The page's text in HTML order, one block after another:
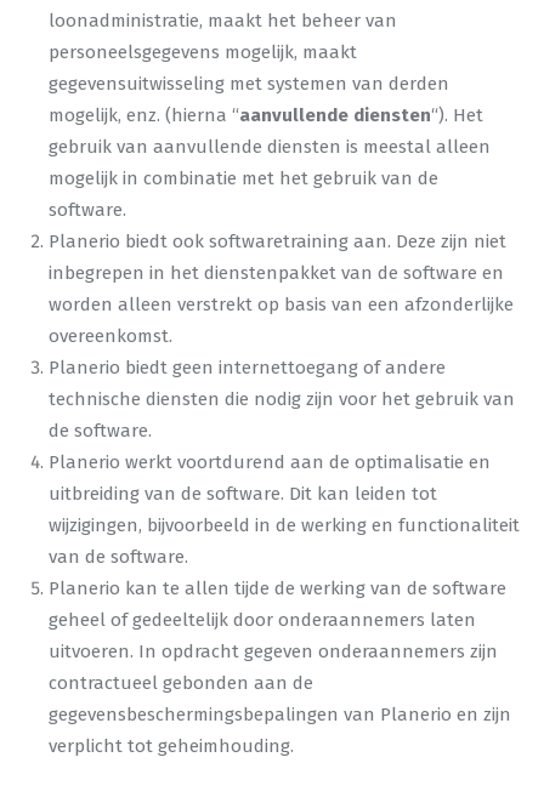
loonadministratie, maakt het beheer van
personeelsgegevens mogelijk, maakt
gegevensuitwisseling met systemen van derden
mogelijk, enz. (hierna “aanvullende diensten“). Het
gebruik van aanvullende diensten is meestal alleen
mogelijk in combinatie met het gebruik van de
software.
Planerio biedt ook softwaretraining aan. Deze zijn niet
inbegrepen in het dienstenpakket van de software en
worden alleen verstrekt op basis van een afzonderlijke
overeenkomst.
Planerio biedt geen internettoegang of andere
technische diensten die nodig zijn voor het gebruik van
de software.
Planerio werkt voortdurend aan de optimalisatie en
uitbreiding van de software. Dit kan leiden tot
wijzigingen, bijvoorbeeld in de werking en functionaliteit
van de software.
Planerio kan te allen tijde de werking van de software
geheel of gedeeltelijk door onderaannemers laten
uitvoeren. In opdracht gegeven onderaannemers zijn
contractueel gebonden aan de
gegevensbeschermingsbepalingen van Planerio en zijn
verplicht tot geheimhouding.